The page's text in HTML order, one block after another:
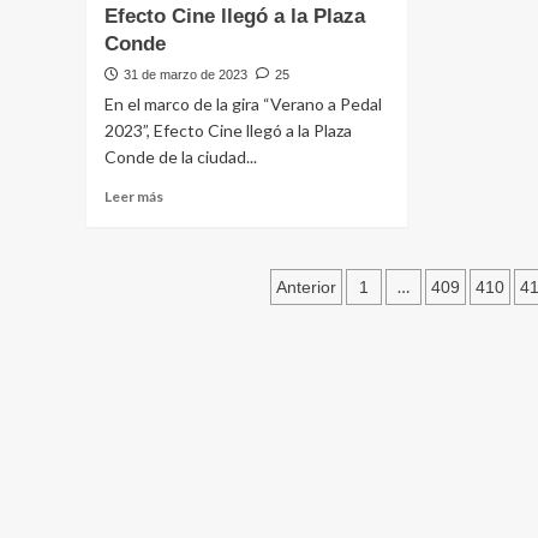
efectivos
policiales
Efecto Cine llegó a la Plaza
Conde
31 de marzo de 2023 25
En el marco de la gira “Verano a Pedal
2023”, Efecto Cine llegó a la Plaza
Conde de la ciudad...
Leer más
Paginación
Anterior 1 … 409 410